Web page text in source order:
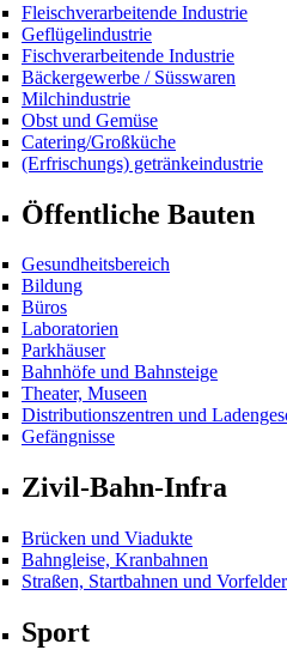
Fleischverarbeitende Industrie
Geflügelindustrie
Fischverarbeitende Industrie
Bäckergewerbe / Süsswaren
Milchindustrie
Obst und Gemüse
Catering/Großküche
(Erfrischungs) getränkeindustrie
Öffentliche Bauten
Gesundheitsbereich
Bildung
Büros
Laboratorien
Parkhäuser
Bahnhöfe und Bahnsteige
Theater, Museen
Distributionszentren und
Gefängnisse
Zivil-Bahn-Infra
Brücken und Viadukte
Bahngleise, Kranbahnen
Straßen, Startbahnen und Vorfelder
Sport